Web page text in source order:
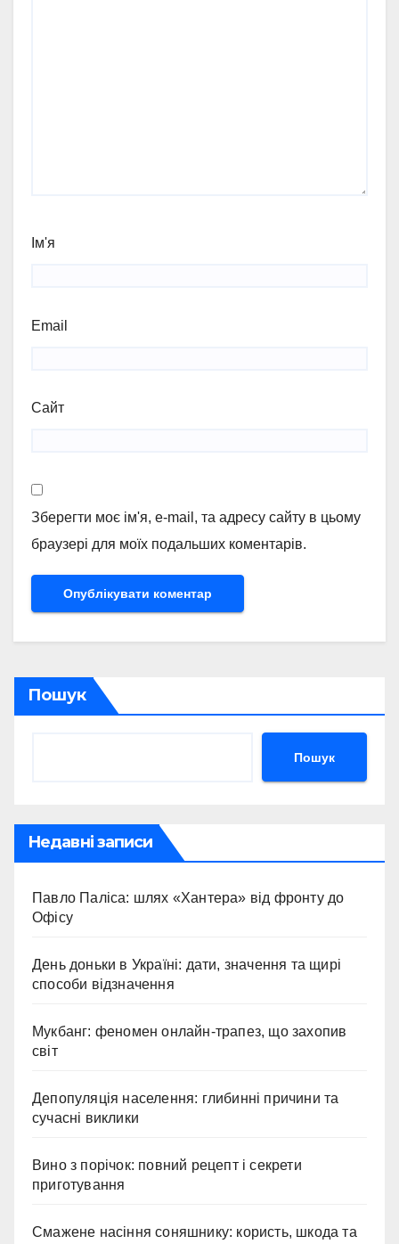
Ім'я
Email
Сайт
Зберегти моє ім'я, e-mail, та адресу сайту в цьому
браузері для моїх подальших коментарів.
Пошук
Пошук
Недавні записи
Павло Паліса: шлях «Хантера» від фронту до
Офісу
День доньки в Україні: дати, значення та щирі
способи відзначення
Мукбанг: феномен онлайн-трапез, що захопив
світ
Депопуляція населення: глибинні причини та
сучасні виклики
Вино з порічок: повний рецепт і секрети
приготування
Смажене насіння соняшнику: користь, шкода та